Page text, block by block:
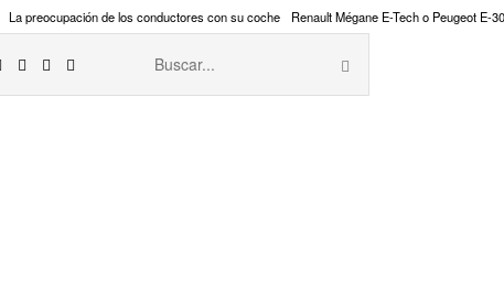
La preocupación de los conductores con su coche Renault Mégane E-Tech o Peugeot E-